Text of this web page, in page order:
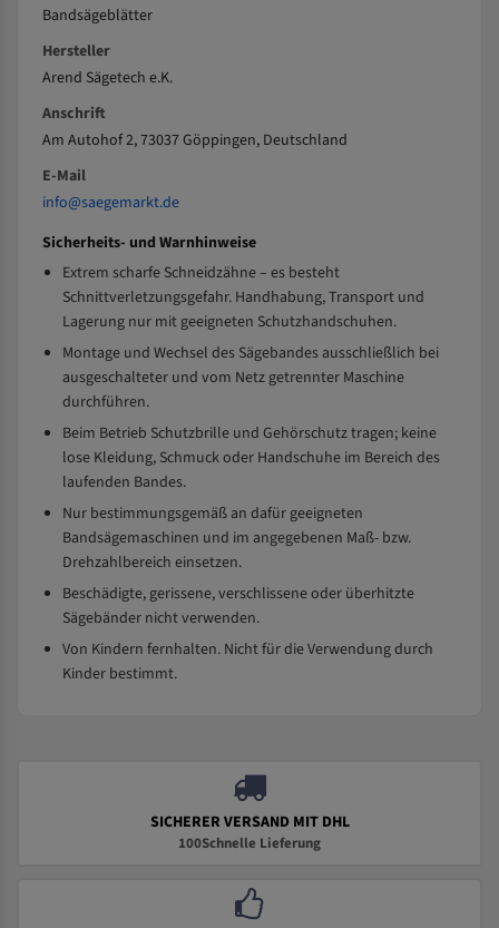
Bandsägeblätter
Hersteller
Arend Sägetech e.K.
Anschrift
Am Autohof 2, 73037 Göppingen, Deutschland
E-Mail
info@saegemarkt.de
Sicherheits- und Warnhinweise
Extrem scharfe Schneidzähne – es besteht
Schnittverletzungsgefahr. Handhabung, Transport und
Lagerung nur mit geeigneten Schutzhandschuhen.
Montage und Wechsel des Sägebandes ausschließlich bei
ausgeschalteter und vom Netz getrennter Maschine
durchführen.
Beim Betrieb Schutzbrille und Gehörschutz tragen; keine
lose Kleidung, Schmuck oder Handschuhe im Bereich des
laufenden Bandes.
Nur bestimmungsgemäß an dafür geeigneten
Bandsägemaschinen und im angegebenen Maß- bzw.
Drehzahlbereich einsetzen.
Beschädigte, gerissene, verschlissene oder überhitzte
Sägebänder nicht verwenden.
Von Kindern fernhalten. Nicht für die Verwendung durch
Kinder bestimmt.
SICHERER VERSAND MIT DHL
100Schnelle Lieferung